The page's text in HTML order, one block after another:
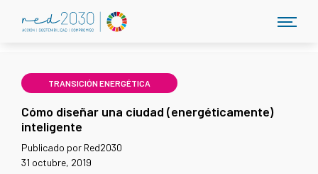
TRANSICIÓN ENERGÉTICA
Cómo diseñar una ciudad (energéticamente)
inteligente
Publicado por Red2030
31 octubre, 2019